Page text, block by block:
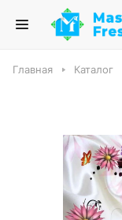
Главная Каталог